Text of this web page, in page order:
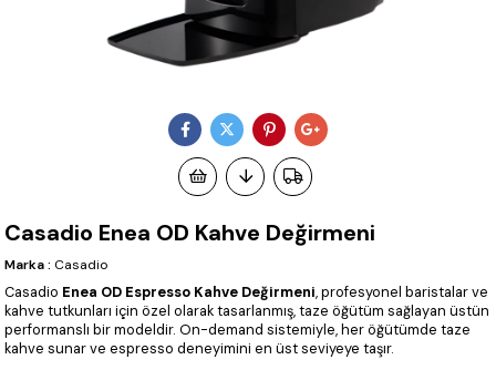
Casadio Enea OD Kahve Değirmeni
Marka : Casadio
Casadio Enea OD Espresso Kahve Değirmeni, profesyonel baristalar ve
kahve tutkunları için özel olarak tasarlanmış, taze öğütüm sağlayan üstün
performanslı bir modeldir. On-demand sistemiyle, her öğütümde taze
kahve sunar ve espresso deneyimini en üst seviyeye taşır.